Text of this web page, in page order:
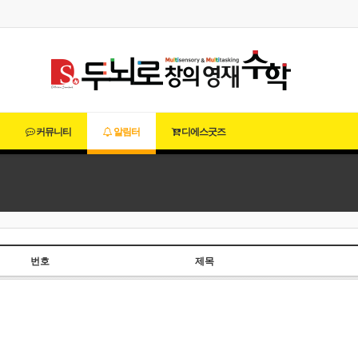
커뮤니티 알림터 디에스굿즈
번호 제목